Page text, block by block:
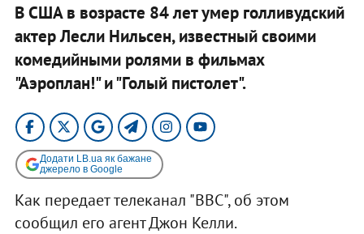
В США в возрасте 84 лет умер голливудский
актер Лесли Нильсен, известный своими
комедийными ролями в фильмах
"Аэроплан!" и "Голый пистолет".​
Додати LB.ua як бажане
джерело в Google
Как передает телеканал "ВВС", об этом
сообщил его агент Джон Келли.